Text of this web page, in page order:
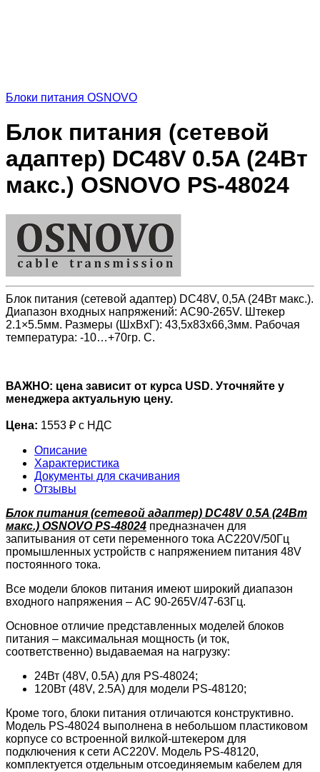
Блоки питания OSNOVO
Блок питания (сетевой
адаптер) DC48V 0.5A (24Вт
макс.) OSNOVO PS-48024
Блок питания (сетевой адаптер) DC48V, 0,5A (24Вт макс.).
Диапазон входных напряжений: AC90-265V. Штекер
2.1×5.5мм. Размеры (ШхВхГ): 43,5x83x66,3мм. Рабочая
температура: -10…+70гр. С.
ВАЖНО: цена зависит от курса USD. Уточняйте у
менеджера актуальную цену.
Цена: 1553 ₽ с НДС
Описание
Характеристика
Документы для скачивания
Отзывы
Блок питания (сетевой адаптер) DC48V 0.5A (24Вт
макс.) OSNOVO PS-48024 предназначен для
запитывания от сети переменного тока AС220V/50Гц
промышленных устройств c напряжением питания 48V
постоянного тока.
Все модели блоков питания имеют широкий диапазон
входного напряжения – AC 90-265V/47-63Гц.
Основное отличие представленных моделей блоков
питания – максимальная мощность (и ток,
соответственно) выдаваемая на нагрузку:
24Вт (48V, 0.5A) для PS-48024;
120Вт (48V, 2.5A) для модели PS-48120;
Кроме того, блоки питания отличаются конструктивно.
Модель PS-48024 выполнена в небольшом пластиковом
корпусе со встроенной вилкой-штекером для
подключения к сети AC220V. Модель PS-48120,
комплектуется отдельным отсоединяемым кабелем для